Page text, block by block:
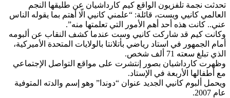
تحدثت نجمة تلفزيون الواقع ​كيم كارداشيان​ عن طليقها النجم
العالمي ​كانيي ويست​، قائلة: “علمني كانيي الّا أهتم بما يقوله الناس
عني.. كانت هذه أحد أهم الأمور التي تعلمتها منه”.
وكانت كيم قد شاركت كانيي وست عندما كشف النقاب عن ألبومه
أمام الجمهور في استاد رياضي بأتلانتا بالولايات المتحدة الأميركية،
الذي تبلغ سعته 71 ألف شخص.
وظهرت كارداشيان بصور إنتشرت على مواقع التواصل الإجتماعي
مع أطفالها الأربعة في الإستاد.
ويحمل ألبوم كانيي الجديد عنوان “دوندا” وهو إسم والدته المتوفية
عام 2007.